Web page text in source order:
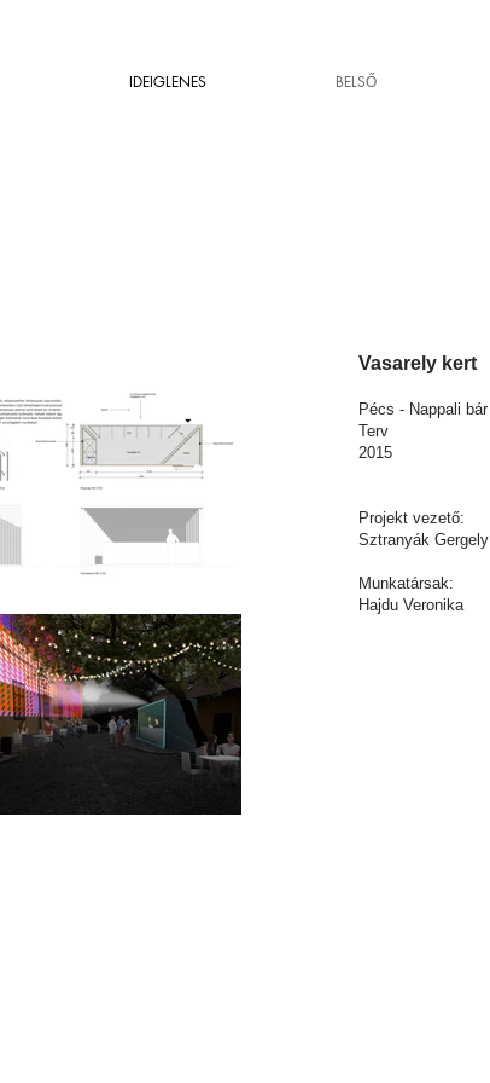
IDEIGLENES BELSŐ
Vasarely kert
Pécs - Nappali bár
Terv
2015
Projekt vezető:
Sztranyák Gergely
Munkatársak:
Hajdu Veronika